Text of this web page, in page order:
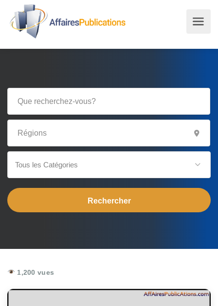
Tous les Catégories
1,200 vues